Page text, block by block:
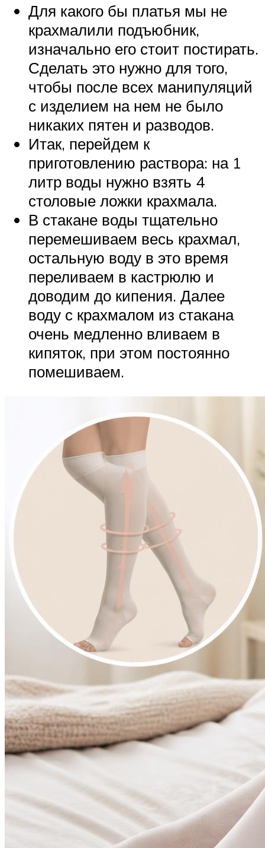
Для какого бы платья мы не
крахмалили подъюбник,
изначально его стоит постирать.
Сделать это нужно для того,
чтобы после всех манипуляций
с изделием на нем не было
никаких пятен и разводов.
Итак, перейдем к
приготовлению раствора: на 1
литр воды нужно взять 4
столовые ложки крахмала.
В стакане воды тщательно
перемешиваем весь крахмал,
остальную воду в это время
переливаем в кастрюлю и
доводим до кипения. Далее
воду с крахмалом из стакана
очень медленно вливаем в
кипяток, при этом постоянно
помешиваем.